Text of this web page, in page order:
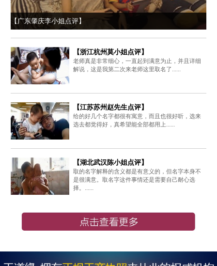
【广东肇庆李小姐点评】
【浙江杭州莫小姐点评】
老师真是非常细心，一直起到满意为止，并且详细
解说，这是我第二次来老师这里取名了......
【江苏苏州赵先生点评】
给的好几个名字都很有寓意，而且也很好听，选来
选去都觉得好，真希望能全部都用上......
【湖北武汉陈小姐点评】
取的名字解释的含义都是有意义的，但名字本身不
是很满意。取名字这件事情还是需要自己耐心选
择。......